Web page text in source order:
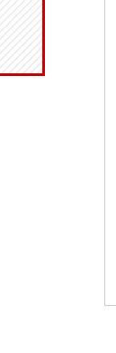
2,200円
(送料別・税込)